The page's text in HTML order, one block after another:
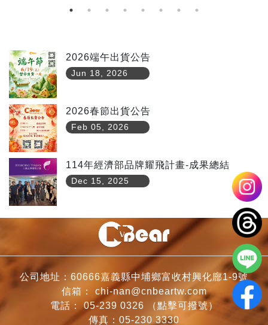
2026端午出貨公告
Jun 18, 2026
2026春節出貨公告
Feb 05, 2026
114年經濟部品牌耀飛計畫-成果總結
Dec 15, 2025
公司地址：60666嘉義縣中埔鄉富收村興化廍1-9號
信箱： chi-nan@cnbeartw.com
電話：05-239 0326
（點擊可撥號）
傳真：05-230 3330